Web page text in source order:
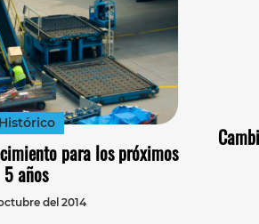
Histórico
para los próximos
5 años
del 2014